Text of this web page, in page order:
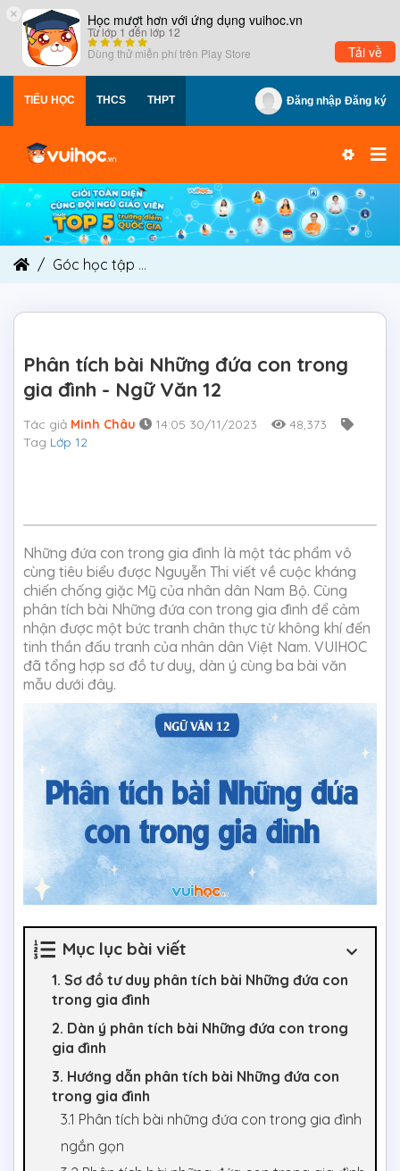
× Học mượt hơn với ứng dụng vuihoc.vn
Từ lớp 1 đến lớp 12
Dùng thử miễn phí trên Play Store Tải về
TIỂU HỌC THCS THPT Đăng nhập Đăng ký
Góc học tập
Phân tích bài Những đứa con trong
gia đình - Ngữ Văn 12
Tác giả Minh Châu 14:05 30/11/2023
48,373
Tag Lớp 12
Những đứa con trong gia đình là một tác phẩm vô
cùng tiêu biểu được Nguyễn Thi viết về cuộc kháng
chiến chống giặc Mỹ của nhân dân Nam Bộ. Cùng
phân tích bài Những đứa con trong gia đình để cảm
nhận được một bức tranh chân thực từ không khí đến
tinh thần đấu tranh của nhân dân Việt Nam. VUIHOC
đã tổng hợp sơ đồ tư duy, dàn ý cùng ba bài văn
mẫu dưới đây.
Mục lục bài viết
1. Sơ đồ tư duy phân tích bài Những đứa con
trong gia đình
2. Dàn ý phân tích bài Những đứa con trong
gia đình
3. Hướng dẫn phân tích bài Những đứa con
trong gia đình
3.1 Phân tích bài những đứa con trong gia đình
ngắn gọn